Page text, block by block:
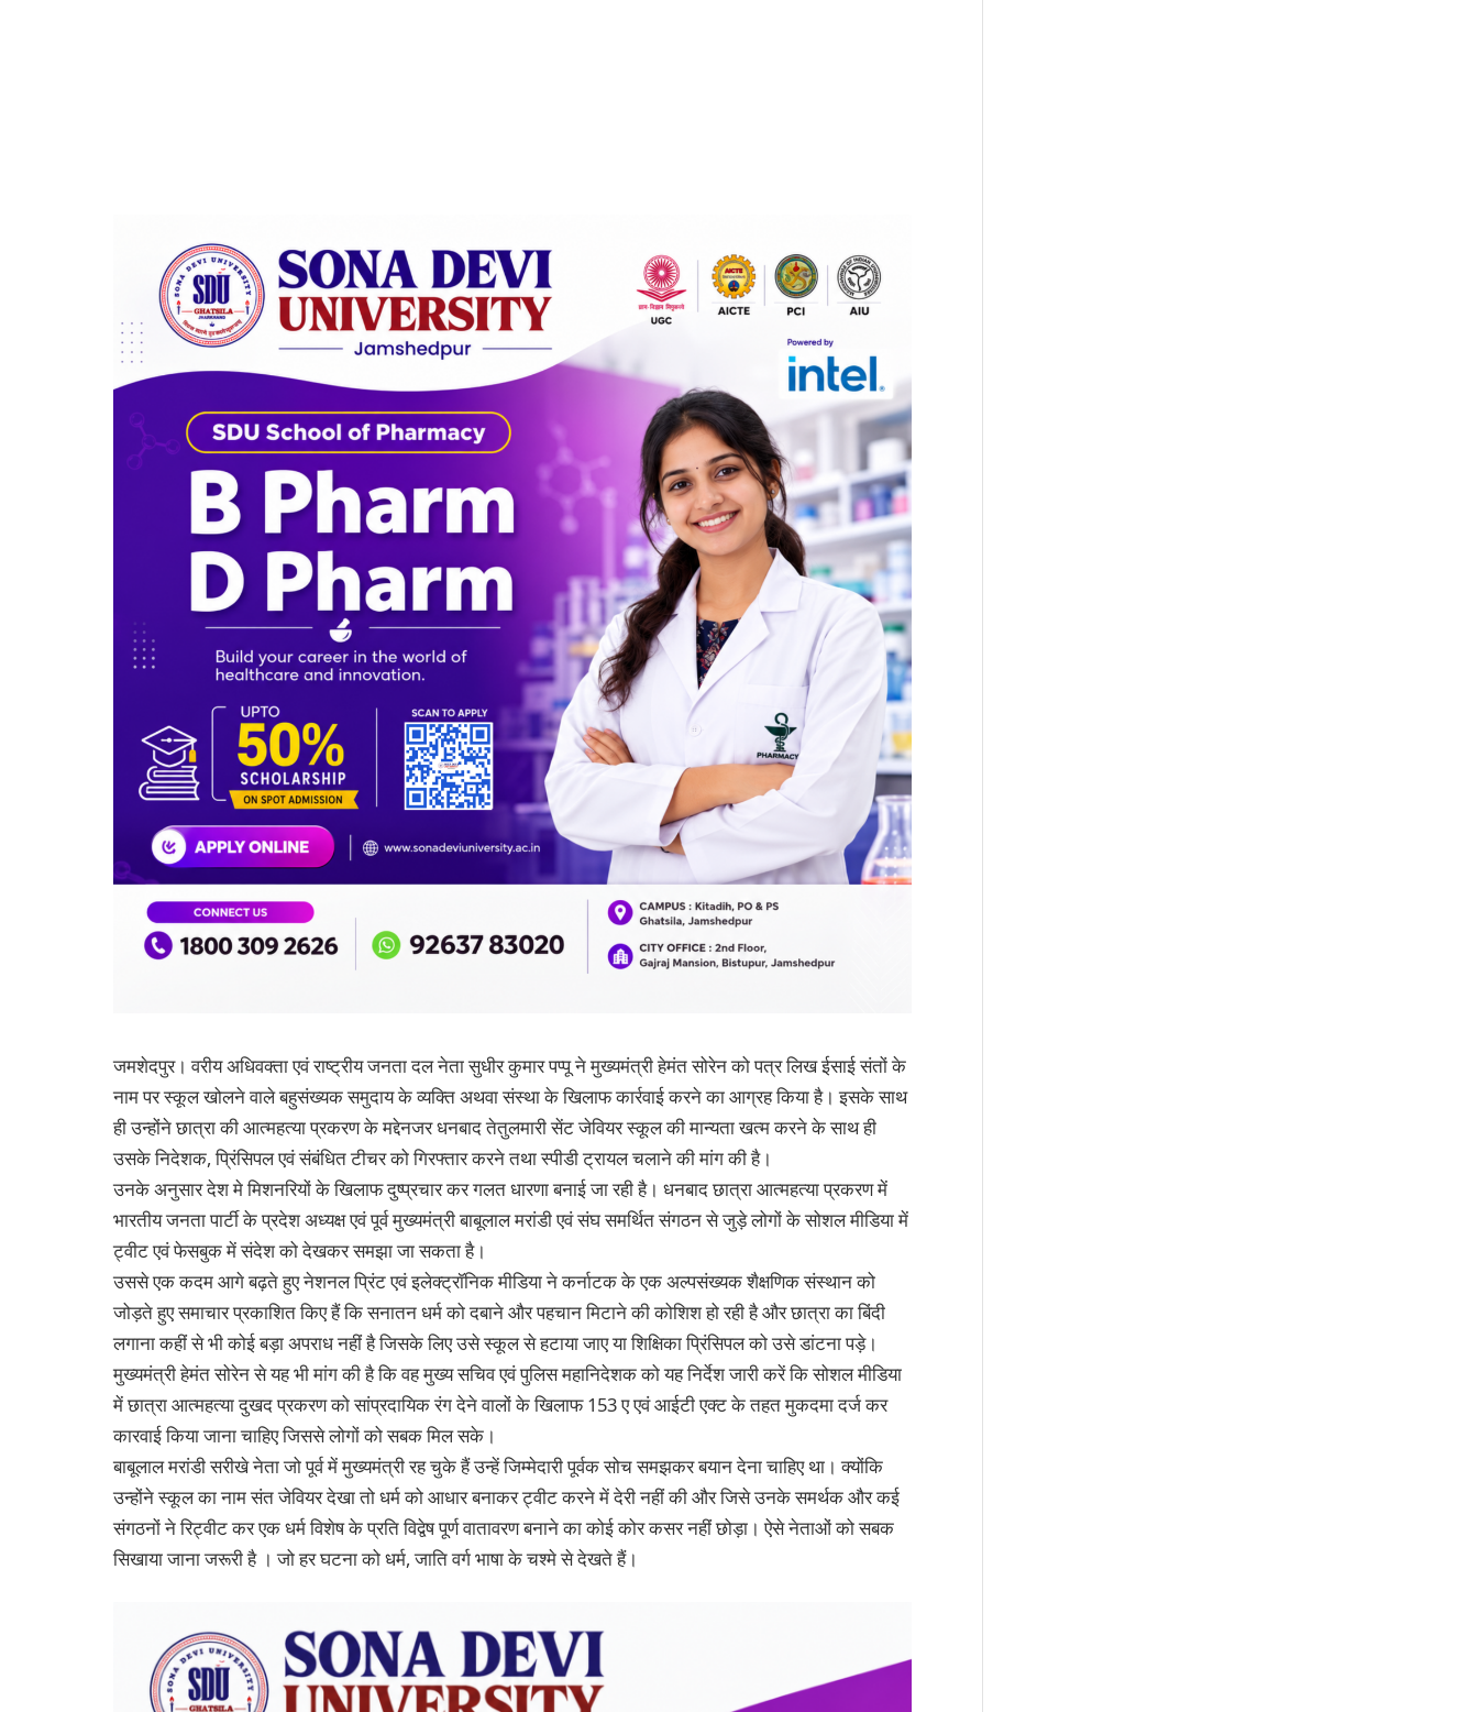
जमशेदपुर। वरीय अधिवक्ता एवं राष्ट्रीय जनता दल नेता सुधीर कुमार पप्पू ने मुख्यमंत्री हेमंत सोरेन को पत्र लिख ईसाई संतों के
नाम पर स्कूल खोलने वाले बहुसंख्यक समुदाय के व्यक्ति अथवा संस्था के खिलाफ कार्रवाई करने का आग्रह किया है। इसके साथ
ही उन्होंने छात्रा की आत्महत्या प्रकरण के मद्देनजर धनबाद तेतुलमारी सेंट जेवियर स्कूल की मान्यता खत्म करने के साथ ही
उसके निदेशक, प्रिंसिपल एवं संबंधित टीचर को गिरफ्तार करने तथा स्पीडी ट्रायल चलाने की मांग की है।
उनके अनुसार देश मे मिशनरियों के खिलाफ दुष्प्रचार कर गलत धारणा बनाई जा रही है। धनबाद छात्रा आत्महत्या प्रकरण में
भारतीय जनता पार्टी के प्रदेश अध्यक्ष एवं पूर्व मुख्यमंत्री बाबूलाल मरांडी एवं संघ समर्थित संगठन से जुड़े लोगों के सोशल मीडिया में
ट्वीट एवं फेसबुक में संदेश को देखकर समझा जा सकता है।
उससे एक कदम आगे बढ़ते हुए नेशनल प्रिंट एवं इलेक्ट्रॉनिक मीडिया ने कर्नाटक के एक अल्पसंख्यक शैक्षणिक संस्थान को
जोड़ते हुए समाचार प्रकाशित किए हैं कि सनातन धर्म को दबाने और पहचान मिटाने की कोशिश हो रही है और छात्रा का बिंदी
लगाना कहीं से भी कोई बड़ा अपराध नहीं है जिसके लिए उसे स्कूल से हटाया जाए या शिक्षिका प्रिंसिपल को उसे डांटना पड़े।
मुख्यमंत्री हेमंत सोरेन से यह भी मांग की है कि वह मुख्य सचिव एवं पुलिस महानिदेशक को यह निर्देश जारी करें कि सोशल मीडिया
में छात्रा आत्महत्या दुखद प्रकरण को सांप्रदायिक रंग देने वालों के खिलाफ 153 ए एवं आईटी एक्ट के तहत मुकदमा दर्ज कर
कारवाई किया जाना चाहिए जिससे लोगों को सबक मिल सके।
बाबूलाल मरांडी सरीखे नेता जो पूर्व में मुख्यमंत्री रह चुके हैं उन्हें जिम्मेदारी पूर्वक सोच समझकर बयान देना चाहिए था। क्योंकि
उन्होंने स्कूल का नाम संत जेवियर देखा तो धर्म को आधार बनाकर ट्वीट करने में देरी नहीं की और जिसे उनके समर्थक और कई
संगठनों ने रिट्वीट कर एक धर्म विशेष के प्रति विद्वेष पूर्ण वातावरण बनाने का कोई कोर कसर नहीं छोड़ा। ऐसे नेताओं को सबक
सिखाया जाना जरूरी है । जो हर घटना को धर्म, जाति वर्ग भाषा के चश्मे से देखते हैं।